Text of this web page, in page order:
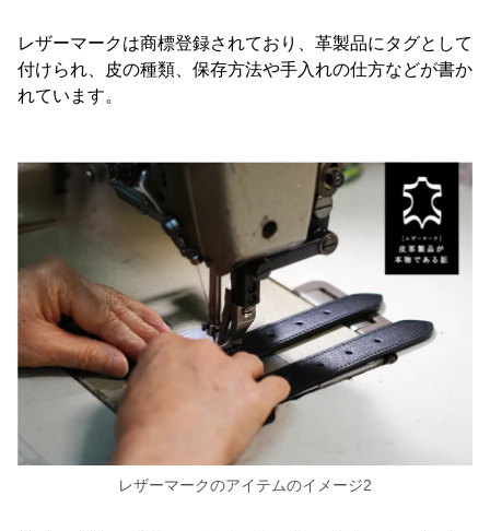
レザーマークは商標登録されており、革製品にタグとして
付けられ、皮の種類、保存方法や手入れの仕方などが書か
れています。
レザーマークのアイテムのイメージ2